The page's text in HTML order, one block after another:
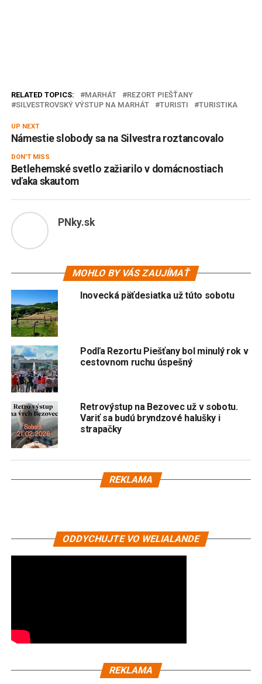
RELATED TOPICS: MARHÁT
REZORT PIEŠŤANY
SILVESTROVSKÝ VÝSTUP NA MARHÁT
TURISTI TURISTIKA
UP NEXT
Námestie slobody sa na Silvestra roztancovalo
DON'T MISS
Betlehemské svetlo zažiarilo v domácnostiach
vďaka skautom
PNky.sk
MOHLO BY VÁS ZAUJÍMAŤ
Inovecká päťdesiatka už túto sobotu
Podľa Rezortu Piešťany bol minulý rok v
cestovnom ruchu úspešný
Retrovýstup na Bezovec už v sobotu.
Variť sa budú bryndzové halušky i
strapačky
REKLAMA
ODDYCHUJTE VO WELIALANDE
REKLAMA